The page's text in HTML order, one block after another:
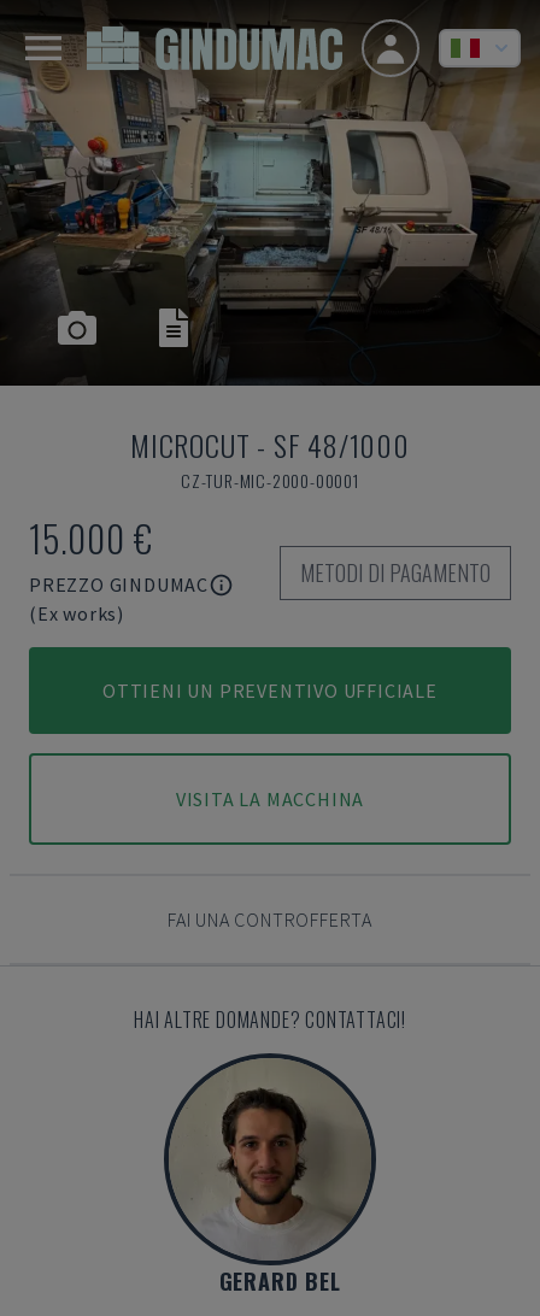
MICROCUT - SF 48/1000
CZ-TUR-MIC-2000-00001
15.000 €
PREZZO GINDUMAC
(Ex works)
METODI DI PAGAMENTO
OTTIENI UN PREVENTIVO UFFICIALE
VISITA LA MACCHINA
FAI UNA CONTROFFERTA
HAI ALTRE DOMANDE? CONTATTACI!
GERARD BEL